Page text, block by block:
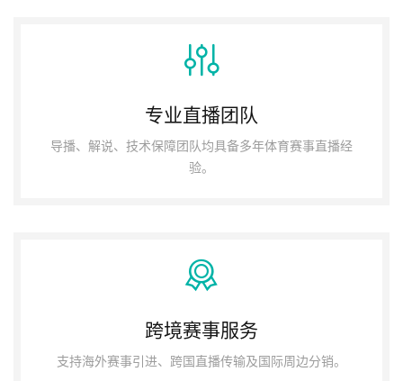
专业直播团队
导播、解说、技术保障团队均具备多年体育赛事直播经
验。
跨境赛事服务
支持海外赛事引进、跨国直播传输及国际周边分销。